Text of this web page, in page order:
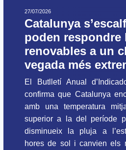
27/07/2026
Catalunya
poden respondre
renovables a un
vegada més
El Butlletí Anual
confirma que Catalunya
amb una temperatura
superior a la del període
disminueix la pluja a
hores de sol i canvien els